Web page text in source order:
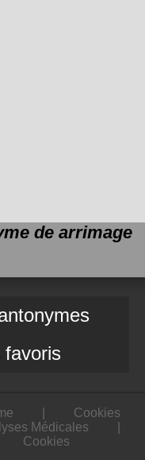
de arrimage
Cookies
Médicales
Cookies